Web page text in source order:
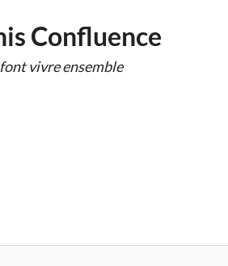
Confluence
vivre ensemble